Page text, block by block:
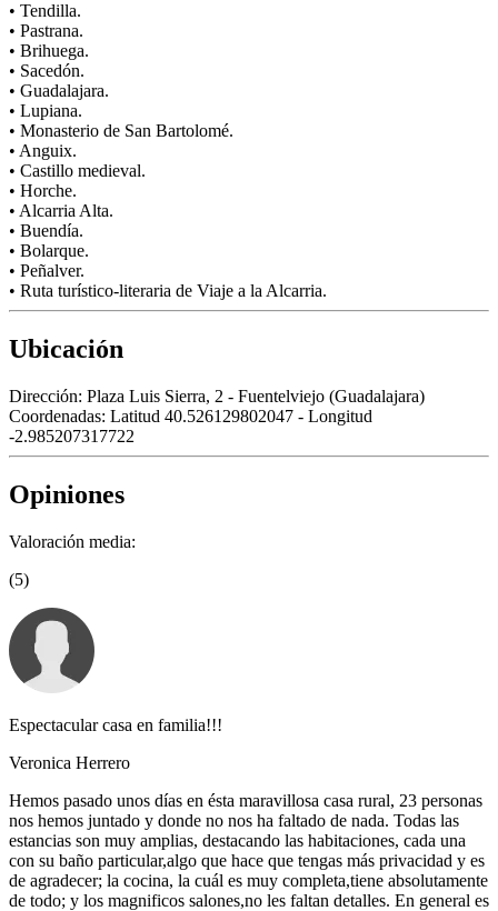
• Tendilla.
• Pastrana.
• Brihuega.
• Sacedón.
• Guadalajara.
• Lupiana.
• Monasterio de San Bartolomé.
• Anguix.
• Castillo medieval.
• Horche.
• Alcarria Alta.
• Buendía.
• Bolarque.
• Peñalver.
• Ruta turístico-literaria de Viaje a la Alcarria.
Ubicación
Dirección: Plaza Luis Sierra, 2 - Fuentelviejo (Guadalajara)
Coordenadas: Latitud 40.526129802047 - Longitud
-2.985207317722
Opiniones
Valoración media:
(5)
Espectacular casa en familia!!!
Veronica Herrero
Hemos pasado unos días en ésta maravillosa casa rural, 23 personas
nos hemos juntado y donde no nos ha faltado de nada. Todas las
estancias son muy amplias, destacando las habitaciones, cada una
con su baño particular,algo que hace que tengas más privacidad y es
de agradecer; la cocina, la cuál es muy completa,tiene absolutamente
de todo; y los magnificos salones,no les faltan detalles. En general es